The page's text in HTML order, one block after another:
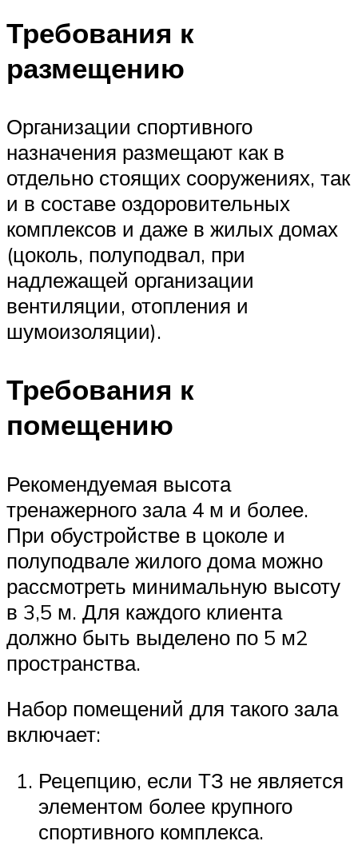
Требования к
размещению
Организации спортивного
назначения размещают как в
отдельно стоящих сооружениях, так
и в составе оздоровительных
комплексов и даже в жилых домах
(цоколь, полуподвал, при
надлежащей организации
вентиляции, отопления и
шумоизоляции).
Требования к
помещению
Рекомендуемая высота
тренажерного зала 4 м и более.
При обустройстве в цоколе и
полуподвале жилого дома можно
рассмотреть минимальную высоту
в 3,5 м. Для каждого клиента
должно быть выделено по 5 м2
пространства.
Набор помещений для такого зала
включает:
Рецепцию, если ТЗ не является
элементом более крупного
спортивного комплекса.